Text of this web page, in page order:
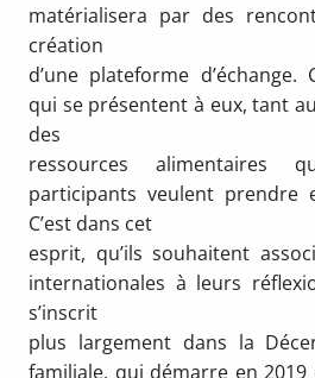
matérialisera par des
création
d’une plateforme d’échange.
qui se présentent à eux, tant
des
ressources alimentaires
participants veulent prendre
C’est dans cet
esprit, qu’ils souhaitent
internationales à leurs
s’inscrit
plus largement dans la
familiale, qui démarre en